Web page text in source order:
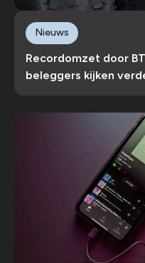
Recordomzet door
beleggers kijken
Nieuws